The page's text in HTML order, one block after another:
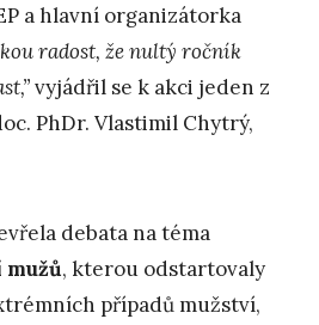
a hlavní organizátorka
radost, že nultý ročník
vyjádřil se k akci jeden z
PhDr. Vlastimil Chytrý,
debata na téma
, kterou odstartovaly
případů mužství,